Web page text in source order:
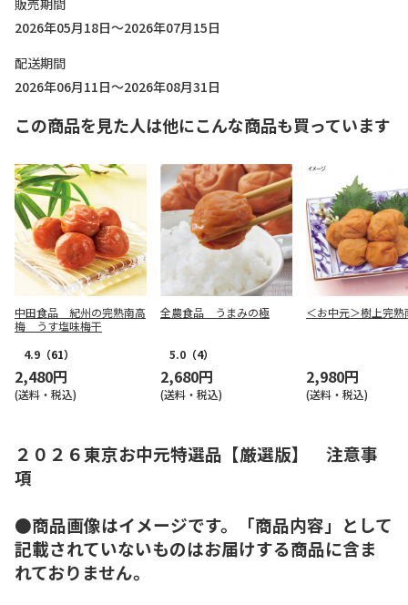
販売期間
2026年05月18日～2026年07月15日
配送期間
2026年06月11日～2026年08月31日
この商品を見た人は他にこんな商品も買っています
中田食品 紀州の完熟南高
梅 うす塩味梅干
4.9 （61）
2,480円
(送料・税込)
全農食品 うまみの極
5.0 （4）
2,680円
(送料・税込)
＜お中元＞樹上完熟
2,980円
(送料・税込)
２０２６東京お中元特選品【厳選版】 注意事
項
●商品画像はイメージです。「商品内容」として
記載されていないものはお届けする商品に含ま
れておりません。